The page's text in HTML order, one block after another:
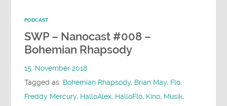
PODCAST
SWP – Nanocast #008 –
Bohemian Rhapsody
15. November 2018
Tagged as: Bohemian Rhapsody, Brian May, Flo,
Freddy Mercury, HalloAlex, HalloFlo, Kino, Musik,